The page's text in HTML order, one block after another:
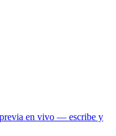
en vivo — escribe y